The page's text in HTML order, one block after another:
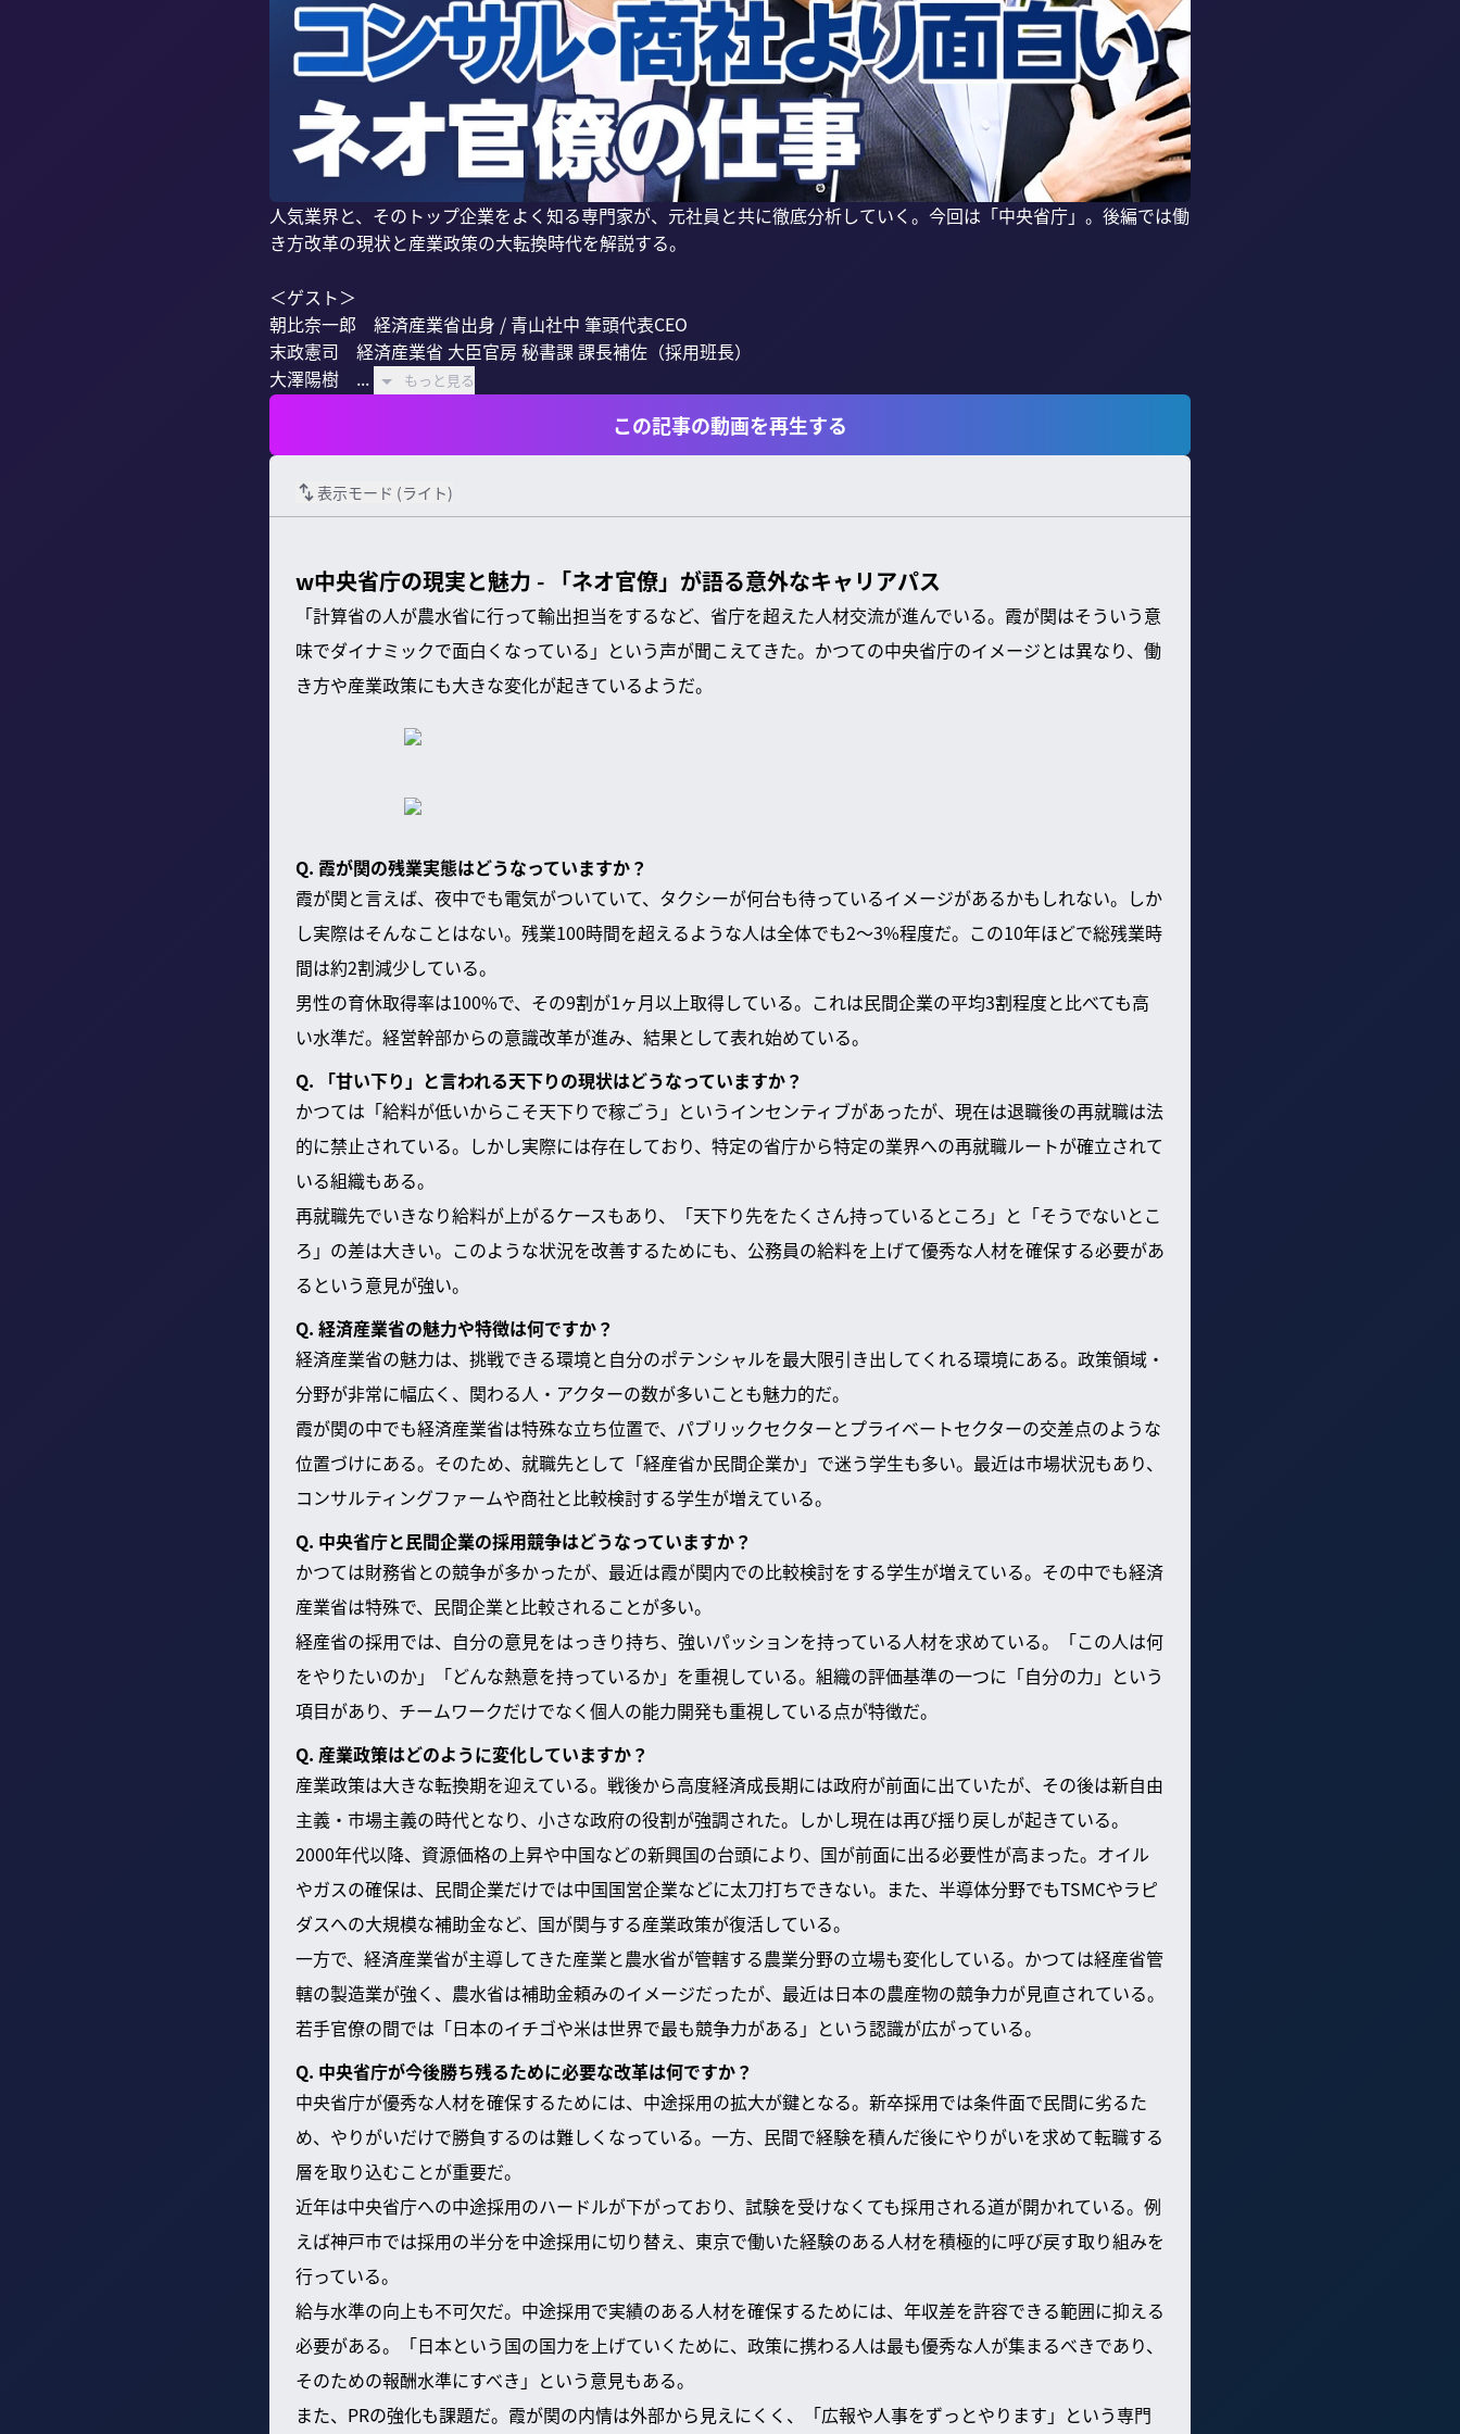
人気業界と、そのトップ企業をよく知る専門家が、元社員と共に徹底分析していく。今回は「中央省庁」。後編では働
き方改革の現状と産業政策の大転換時代を解説する。
＜ゲスト＞
朝比奈一郎　経済産業省出身 / 青山社中 筆頭代表CEO
末政憲司　経済産業省 大臣官房 秘書課 課長補佐（採用班長）
大澤陽樹　...
もっと見る
この記事の動画を再生する
表示モード (ライト)
w中央省庁の現実と魅力 - 「ネオ官僚」が語る意外なキャリアパス
「計算省の人が農水省に行って輸出担当をするなど、省庁を超えた人材交流が進んでいる。霞が関はそういう意
味でダイナミックで面白くなっている」という声が聞こえてきた。かつての中央省庁のイメージとは異なり、働
き方や産業政策にも大きな変化が起きているようだ。
Q. 霞が関の残業実態はどうなっていますか？
霞が関と言えば、夜中でも電気がついていて、タクシーが何台も待っているイメージがあるかもしれない。しか
し実際はそんなことはない。残業100時間を超えるような人は全体でも2〜3%程度だ。この10年ほどで総残業時
間は約2割減少している。
男性の育休取得率は100%で、その9割が1ヶ月以上取得している。これは民間企業の平均3割程度と比べても高
い水準だ。経営幹部からの意識改革が進み、結果として表れ始めている。
Q. 「甘い下り」と言われる天下りの現状はどうなっていますか？
かつては「給料が低いからこそ天下りで稼ごう」というインセンティブがあったが、現在は退職後の再就職は法
的に禁止されている。しかし実際には存在しており、特定の省庁から特定の業界への再就職ルートが確立されて
いる組織もある。
再就職先でいきなり給料が上がるケースもあり、「天下り先をたくさん持っているところ」と「そうでないとこ
ろ」の差は大きい。このような状況を改善するためにも、公務員の給料を上げて優秀な人材を確保する必要があ
るという意見が強い。
Q. 経済産業省の魅力や特徴は何ですか？
経済産業省の魅力は、挑戦できる環境と自分のポテンシャルを最大限引き出してくれる環境にある。政策領域・
分野が非常に幅広く、関わる人・アクターの数が多いことも魅力的だ。
霞が関の中でも経済産業省は特殊な立ち位置で、パブリックセクターとプライベートセクターの交差点のような
位置づけにある。そのため、就職先として「経産省か民間企業か」で迷う学生も多い。最近は市場状況もあり、
コンサルティングファームや商社と比較検討する学生が増えている。
Q. 中央省庁と民間企業の採用競争はどうなっていますか？
かつては財務省との競争が多かったが、最近は霞が関内での比較検討をする学生が増えている。その中でも経済
産業省は特殊で、民間企業と比較されることが多い。
経産省の採用では、自分の意見をはっきり持ち、強いパッションを持っている人材を求めている。「この人は何
をやりたいのか」「どんな熱意を持っているか」を重視している。組織の評価基準の一つに「自分の力」という
項目があり、チームワークだけでなく個人の能力開発も重視している点が特徴だ。
Q. 産業政策はどのように変化していますか？
産業政策は大きな転換期を迎えている。戦後から高度経済成長期には政府が前面に出ていたが、その後は新自由
主義・市場主義の時代となり、小さな政府の役割が強調された。しかし現在は再び揺り戻しが起きている。
2000年代以降、資源価格の上昇や中国などの新興国の台頭により、国が前面に出る必要性が高まった。オイル
やガスの確保は、民間企業だけでは中国国営企業などに太刀打ちできない。また、半導体分野でもTSMCやラピ
ダスへの大規模な補助金など、国が関与する産業政策が復活している。
一方で、経済産業省が主導してきた産業と農水省が管轄する農業分野の立場も変化している。かつては経産省管
轄の製造業が強く、農水省は補助金頼みのイメージだったが、最近は日本の農産物の競争力が見直されている。
若手官僚の間では「日本のイチゴや米は世界で最も競争力がある」という認識が広がっている。
Q. 中央省庁が今後勝ち残るために必要な改革は何ですか？
中央省庁が優秀な人材を確保するためには、中途採用の拡大が鍵となる。新卒採用では条件面で民間に劣るた
め、やりがいだけで勝負するのは難しくなっている。一方、民間で経験を積んだ後にやりがいを求めて転職する
層を取り込むことが重要だ。
近年は中央省庁への中途採用のハードルが下がっており、試験を受けなくても採用される道が開かれている。例
えば神戸市では採用の半分を中途採用に切り替え、東京で働いた経験のある人材を積極的に呼び戻す取り組みを
行っている。
給与水準の向上も不可欠だ。中途採用で実績のある人材を確保するためには、年収差を許容できる範囲に抑える
必要がある。「日本という国の国力を上げていくために、政策に携わる人は最も優秀な人が集まるべきであり、
そのための報酬水準にすべき」という意見もある。
また、PRの強化も課題だ。霞が関の内情は外部から見えにくく、「広報や人事をずっとやります」という専門